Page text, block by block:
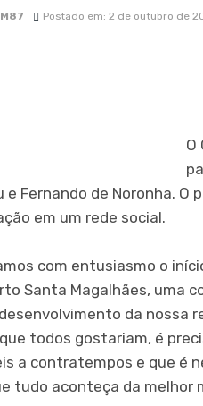
Postado em: 2 de outubro de
O
e Fernando de Noronha.
em um rede social.
com entusiasmo o
Santa Magalhães, uma
da nossa
todos gostariam, é
a contratempos e que é
tudo aconteça da melhor